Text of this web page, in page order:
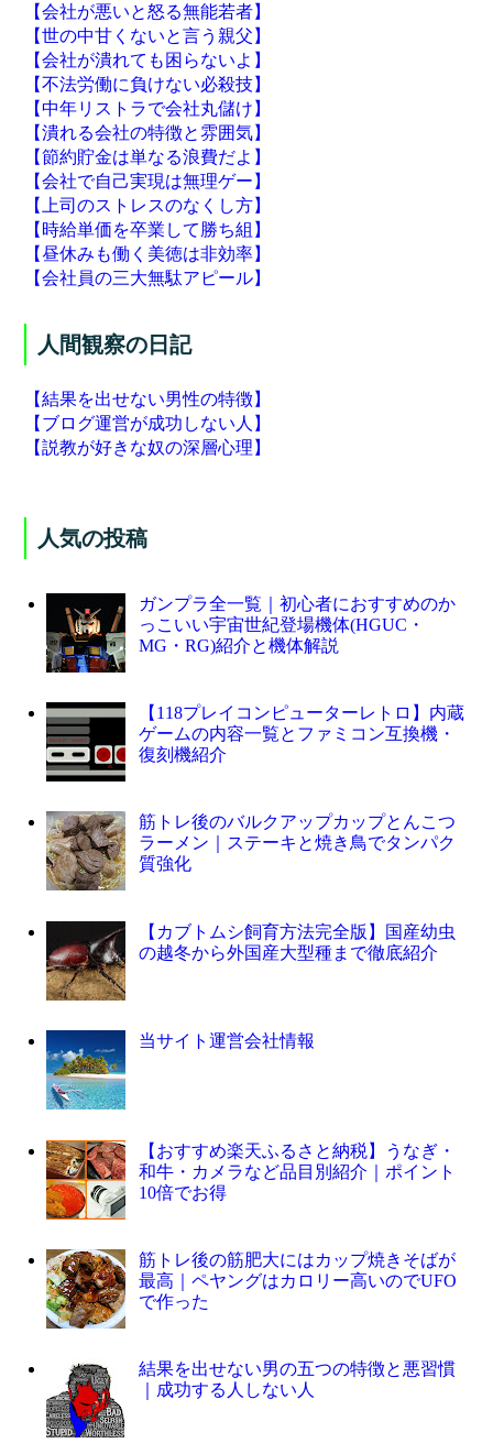
【会社が悪いと怒る無能若者】
【世の中甘くないと言う親父】
【会社が潰れても困らないよ】
【不法労働に負けない必殺技】
【中年リストラで会社丸儲け】
【潰れる会社の特徴と雰囲気】
【節約貯金は単なる浪費だよ】
【会社で自己実現は無理ゲー】
【上司のストレスのなくし方】
【時給単価を卒業して勝ち組】
【昼休みも働く美徳は非効率】
【会社員の三大無駄アピール】
人間観察の日記
【結果を出せない男性の特徴】
【ブログ運営が成功しない人】
【説教が好きな奴の深層心理】
人気の投稿
ガンプラ全一覧｜初心者におすすめのか
っこいい宇宙世紀登場機体(HGUC・
MG・RG)紹介と機体解説
【118プレイコンピューターレトロ】内蔵
ゲームの内容一覧とファミコン互換機・
復刻機紹介
筋トレ後のバルクアップカップとんこつ
ラーメン｜ステーキと焼き鳥でタンパク
質強化
【カブトムシ飼育方法完全版】国産幼虫
の越冬から外国産大型種まで徹底紹介
当サイト運営会社情報
【おすすめ楽天ふるさと納税】うなぎ・
和牛・カメラなど品目別紹介｜ポイント
10倍でお得
筋トレ後の筋肥大にはカップ焼きそばが
最高｜ペヤングはカロリー高いのでUFO
で作った
結果を出せない男の五つの特徴と悪習慣
｜成功する人しない人